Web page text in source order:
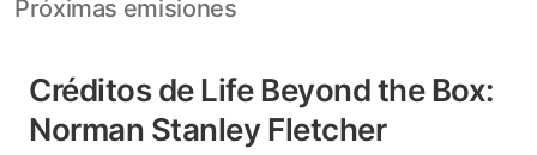
Próximas emisiones
Créditos de Life Beyond the Box:
Norman Stanley Fletcher